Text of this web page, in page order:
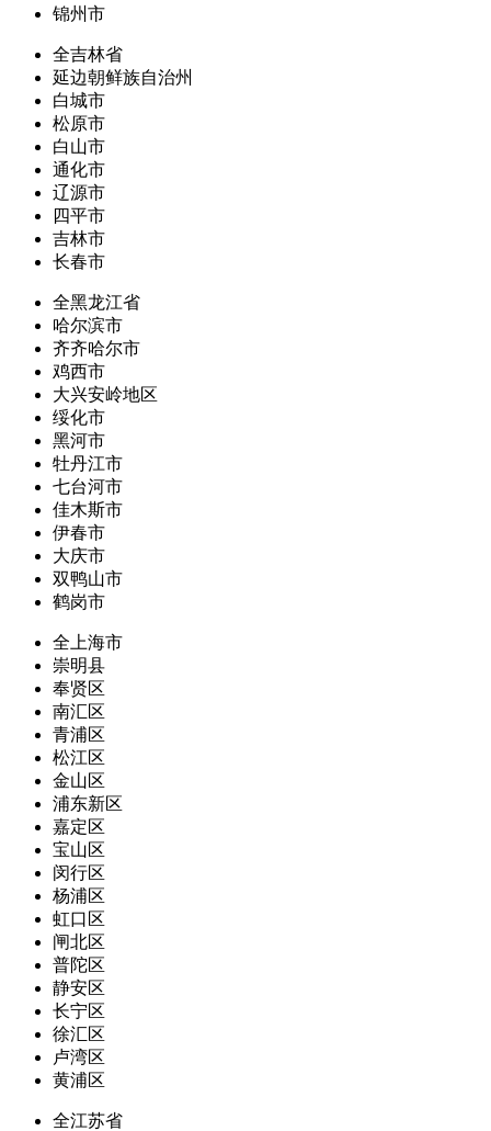
锦州市
全吉林省
延边朝鲜族自治州
白城市
松原市
白山市
通化市
辽源市
四平市
吉林市
长春市
全黑龙江省
哈尔滨市
齐齐哈尔市
鸡西市
大兴安岭地区
绥化市
黑河市
牡丹江市
七台河市
佳木斯市
伊春市
大庆市
双鸭山市
鹤岗市
全上海市
崇明县
奉贤区
南汇区
青浦区
松江区
金山区
浦东新区
嘉定区
宝山区
闵行区
杨浦区
虹口区
闸北区
普陀区
静安区
长宁区
徐汇区
卢湾区
黄浦区
全江苏省